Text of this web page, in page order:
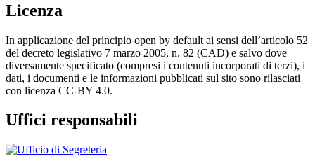
Licenza
In applicazione del principio open by default ai sensi dell’articolo 52
del decreto legislativo 7 marzo 2005, n. 82 (CAD) e salvo dove
diversamente specificato (compresi i contenuti incorporati di terzi), i
dati, i documenti e le informazioni pubblicati sul sito sono rilasciati
con licenza CC-BY 4.0.
Uffici responsabili